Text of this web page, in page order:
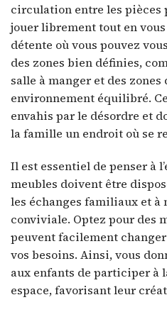
circulation entre les pièces
jouer librement tout en
détente où vous pouvez
des zones bien définies,
salle à manger et des
environnement équilibré.
envahis par le désordre et
la famille un endroit où se
Il est essentiel de penser à
meubles doivent être
les échanges familiaux et
conviviale. Optez pour des
peuvent facilement
vos besoins. Ainsi, vous
aux enfants de participer à
espace, favorisant leur